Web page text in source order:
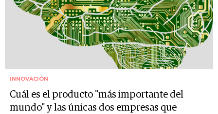
INNOVACIÓN
Cuál es el producto "más importante del
mundo" y las únicas dos empresas que